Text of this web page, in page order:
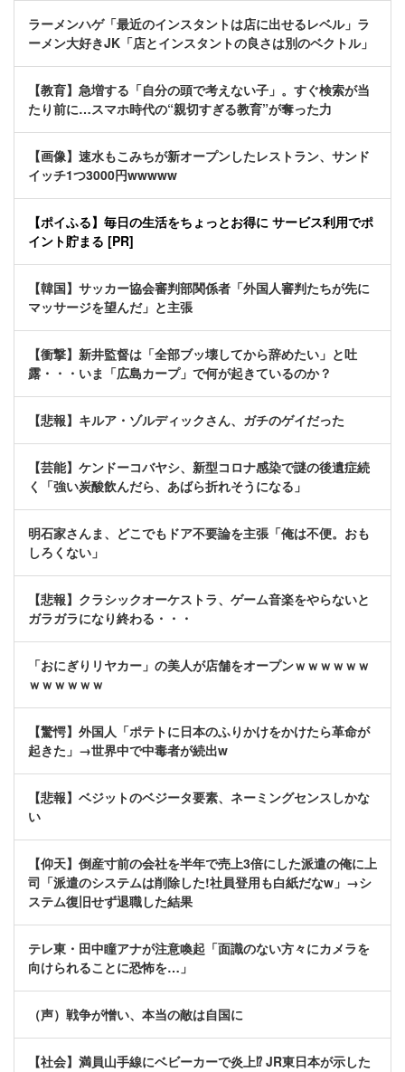
ラーメンハゲ「最近のインスタントは店に出せるレベル」ラ
ーメン大好きJK「店とインスタントの良さは別のベクトル」
【教育】急増する「自分の頭で考えない子」。すぐ検索が当
たり前に…スマホ時代の“親切すぎる教育”が奪った力
【画像】速水もこみちが新オープンしたレストラン、サンド
イッチ1つ3000円wwwww
【ポイふる】毎日の生活をちょっとお得に サービス利用でポ
イント貯まる [PR]
【韓国】サッカー協会審判部関係者「外国人審判たちが先に
マッサージを望んだ」と主張
【衝撃】新井監督は「全部ブッ壊してから辞めたい」と吐
露・・・いま「広島カープ」で何が起きているのか？
【悲報】キルア・ゾルディックさん、ガチのゲイだった
【芸能】ケンドーコバヤシ、新型コロナ感染で謎の後遺症続
く「強い炭酸飲んだら、あばら折れそうになる」
明石家さんま、どこでもドア不要論を主張「俺は不便。おも
しろくない」
【悲報】クラシックオーケストラ、ゲーム音楽をやらないと
ガラガラになり終わる・・・
「おにぎりリヤカー」の美人が店舗をオープンｗｗｗｗｗｗ
ｗｗｗｗｗｗ
【驚愕】外国人「ポテトに日本のふりかけをかけたら革命が
起きた」→世界中で中毒者が続出w
【悲報】ベジットのベジータ要素、ネーミングセンスしかな
い
【仰天】倒産寸前の会社を半年で売上3倍にした派遣の俺に上
司「派遣のシステムは削除した!社員登用も白紙だなw」→シ
ステム復旧せず退職した結果
テレ東・田中瞳アナが注意喚起「面識のない方々にカメラを
向けられることに恐怖を…」
（声）戦争が憎い、本当の敵は自国に
【社会】満員山手線にベビーカーで炎上⁉ JR東日本が示した